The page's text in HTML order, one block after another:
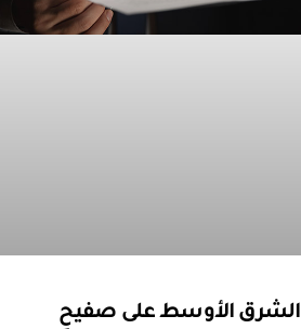
الشرق الأوسط على صفيحٍ